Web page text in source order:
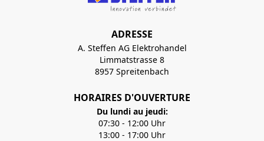
ADRESSE
A. Steffen AG Elektrohandel
Limmatstrasse 8
8957 Spreitenbach
HORAIRES D'OUVERTURE
Du lundi au jeudi:
07:30 - 12:00 Uhr
13:00 - 17:00 Uhr